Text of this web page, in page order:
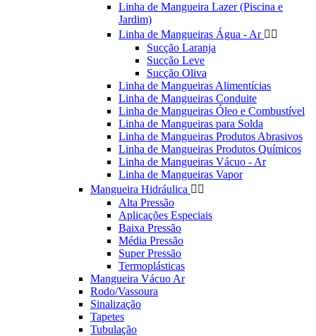
Linha de Mangueira Lazer (Piscina e
Jardim)
Linha de Mangueiras Água - Ar  
Sucção Laranja
Sucção Leve
Sucção Oliva
Linha de Mangueiras Alimentícias
Linha de Mangueiras Conduite
Linha de Mangueiras Óleo e Combustível
Linha de Mangueiras para Solda
Linha de Mangueiras Produtos Abrasivos
Linha de Mangueiras Produtos Químicos
Linha de Mangueiras Vácuo - Ar
Linha de Mangueiras Vapor
Mangueira Hidráulica  
Alta Pressão
Aplicações Especiais
Baixa Pressão
Média Pressão
Super Pressão
Termoplásticas
Mangueira Vácuo Ar
Rodo/Vassoura
Sinalização
Tapetes
Tubulação